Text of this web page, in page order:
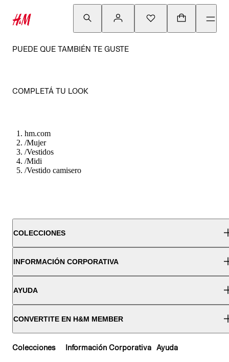
PUEDE QUE TAMBIÉN TE GUSTE
COMPLETÁ TU LOOK
hm.com
/Mujer
/Vestidos
/Midi
/Vestido camisero
COLECCIONES
INFORMACIÓN CORPORATIVA
AYUDA
CONVERTITE EN H&M MEMBER
Colecciones Información Corporativa Ayuda